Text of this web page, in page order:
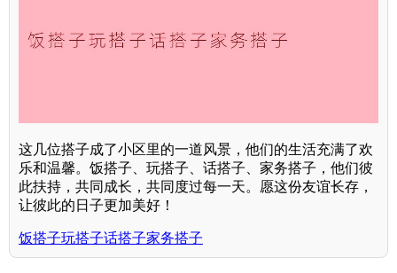
这几位搭子成了小区里的一道风景，他们的生活充满了欢
乐和温馨。饭搭子、玩搭子、话搭子、家务搭子，他们彼
此扶持，共同成长，共同度过每一天。愿这份友谊长存，
让彼此的日子更加美好！
饭搭子玩搭子话搭子家务搭子